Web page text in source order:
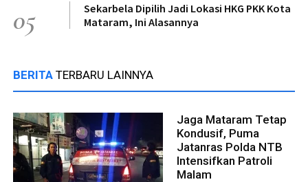
05
Sekarbela Dipilih Jadi Lokasi HKG PKK Kota
Mataram, Ini Alasannya
BERITA TERBARU LAINNYA
Jaga Mataram Tetap
Kondusif, Puma
Jatanras Polda NTB
Intensifkan Patroli
Malam